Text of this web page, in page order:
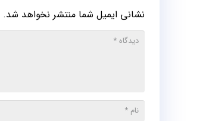
نشانی ایمیل شما منتشر نخواهد شد.